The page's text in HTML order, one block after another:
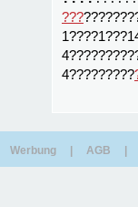
???
4?????????
AGB
Werbung